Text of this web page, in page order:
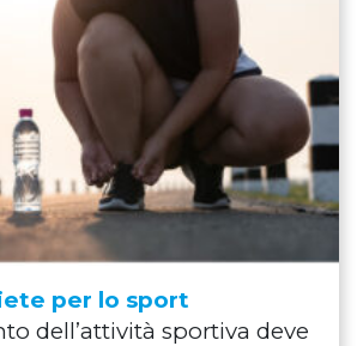
per lo sport
dell’attività sportiva deve